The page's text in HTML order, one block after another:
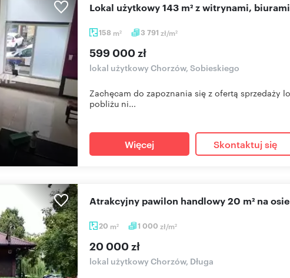
158 m2 3 791 zł/m2
Lokal użytkowy 143 m² z witrynami,
599 000 zł
lokal użytkowy Chorzów, Sobieskiego
Zachęcam do zapoznania się z ofertą sprzedaży
pobliżu ni...
Więcej Skontaktuj się
20 m2 1 000 zł/m2
Atrakcyjny pawilon handlowy 20 m² na
20 000 zł
lokal użytkowy Chorzów, Długa